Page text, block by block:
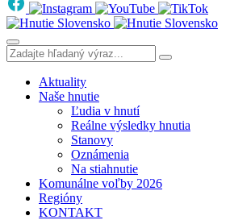
Aktuality
Naše hnutie
Ľudia v hnutí
Reálne výsledky hnutia
Stanovy
Oznámenia
Na stiahnutie
Komunálne voľby 2026
Regióny
KONTAKT